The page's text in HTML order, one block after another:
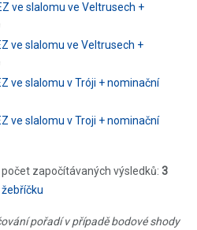
ve slalomu ve Veltrusech +
ve slalomu ve Veltrusech +
ve slalomu v Tróji + nominační
ve slalomu v Troji + nominační
počet započítávaných výsledků: 3
pořadí v případě bodové shody